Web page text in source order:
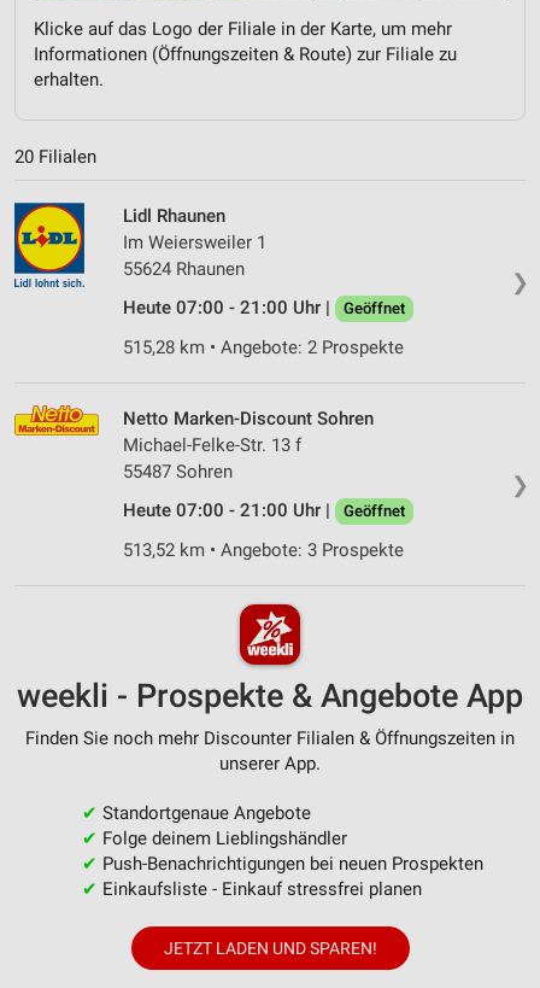
Klicke auf das Logo der Filiale in der Karte, um mehr
Informationen (Öffnungszeiten & Route) zur Filiale zu
erhalten.
20 Filialen
❯
Lidl Rhaunen
Im Weiersweiler 1
55624 Rhaunen
Heute 07:00 - 21:00 Uhr |
Geöffnet
515,28 km • Angebote: 2 Prospekte
❯
Netto Marken-Discount Sohren
Michael-Felke-Str. 13 f
55487 Sohren
Heute 07:00 - 21:00 Uhr |
Geöffnet
513,52 km • Angebote: 3 Prospekte
weekli - Prospekte & Angebote App
Finden Sie noch mehr Discounter Filialen & Öffnungszeiten in
unserer App.
✔ Standortgenaue Angebote
✔ Folge deinem Lieblingshändler
✔ Push-Benachrichtigungen bei neuen Prospekten
✔ Einkaufsliste - Einkauf stressfrei planen
JETZT LADEN UND SPAREN!